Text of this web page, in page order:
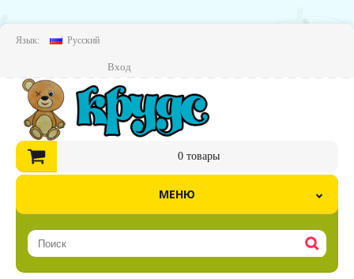
Язык: Русский
Вход
0товары
МЕНЮ